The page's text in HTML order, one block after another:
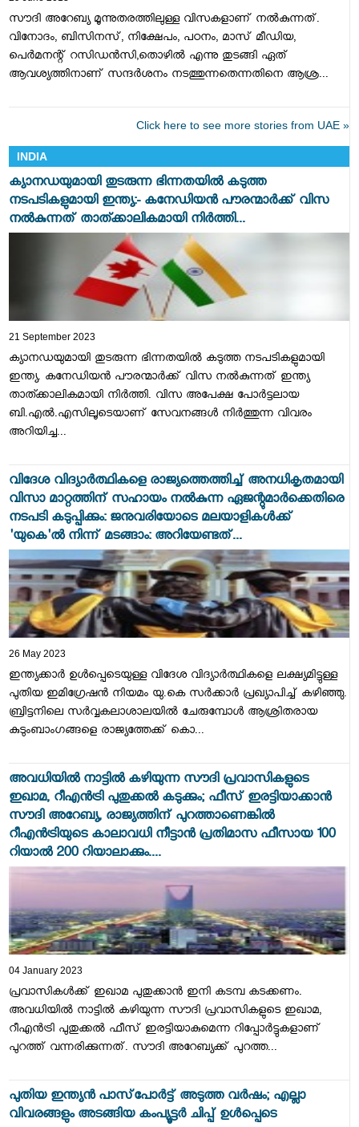
സൗദി അറേബ്യ മൂന്നുതരത്തിലുള്ള വിസകളാണ്‌ നല്‍കുന്നത്‌.
വിനോദം, ബിസിനസ്‌, നിക്ഷേപം, പഠനം, മാസ്‌ മീഡിയ,
പെര്‍മനന്റ്‌ റസിഡന്‍സി,തൊഴില്‍ എന്നു തുടങ്ങി ഏത്‌
ആവശ്യത്തിനാണ്‌ സന്ദര്‍ശനം നടത്തുന്നതെന്നതിനെ ആശ്ര...
Click here to see more stories from UAE »
INDIA
ക്യാനഡയുമായി തുടരുന്ന ഭിന്നതയിൽ കടുത്ത
നടപടികളുമായി ഇന്ത്യ:- കനേഡിയൻ പൗരന്മാർക്ക് വിസ
നൽകുന്നത് താത്ക്കാലികമായി നിർത്തി...
21 September 2023
ക്യാനഡയുമായി തുടരുന്ന ഭിന്നതയിൽ കടുത്ത നടപടികളുമായി
ഇന്ത്യ. കനേഡിയൻ പൗരന്മാർക്ക് വിസ നൽകുന്നത് ഇന്ത്യ
താത്ക്കാലികമായി നിർത്തി. വിസ അപേക്ഷ പോർട്ടലായ
ബി.എൽ.എസിലൂടെയാണ് സേവനങ്ങൾ നിർത്തുന്ന വിവരം
അറിയിച്ച...
വിദേശ വിദ്യാർത്ഥികളെ രാജ്യത്തെത്തിച്ച് അനധികൃതമായി
വിസാ മാറ്റത്തിന് സഹായം നൽകുന്ന ഏജന്റുമാർക്കെതിരെ
നടപടി കടുപ്പിക്കും: ജനുവരിയോടെ മലയാളികൾക്ക്
'യുകെ'ൽ നിന്ന് മടങ്ങാം: അറിയേണ്ടത്...
26 May 2023
ഇന്ത്യക്കാർ ഉൾപ്പെടെയുള്ള വിദേശ വിദ്യാർത്ഥികളെ ലക്ഷ്യമിട്ടുള്ള
പുതിയ ഇമിഗ്രേഷൻ നിയമം യു.കെ സർക്കാർ പ്രഖ്യാപിച്ച് കഴിഞ്ഞു.
ബ്രിട്ടനിലെ സർവ്വകലാശാലയിൽ ചേരുമ്പോൾ ആശ്രിതരായ
കുടുംബാംഗങ്ങളെ രാജ്യത്തേക്ക് കൊ...
അവധിയിൽ നാട്ടിൽ കഴിയുന്ന സൗദി പ്രവാസികളുടെ
ഇഖാമ, റീഎൻട്രി പുതുക്കൽ കടുക്കും; ഫീസ് ഇരട്ടിയാക്കാൻ
സൗദി അറേബ്യ, രാജ്യത്തിന് പുറത്താണെങ്കിൽ
റീഎൻട്രിയുടെ കാലാവധി നീട്ടാൻ പ്രതിമാസ ഫീസായ 100
റിയാൽ 200 റിയാലാക്കും....
04 January 2023
പ്രവാസികൾക്ക് ഇഖാമ പുതുക്കാൻ ഇനി കടമ്പ കടക്കണം.
അവധിയിൽ നാട്ടിൽ കഴിയുന്ന സൗദി പ്രവാസികളുടെ ഇഖാമ,
റീഎൻട്രി പുതുക്കൽ ഫീസ് ഇരട്ടിയാകുമെന്ന റിപ്പോർട്ടുകളാണ്
പുറത്ത് വന്നരിക്കുന്നത്. സൗദി അറേബ്യക്ക് പുറത്ത...
പുതിയ ഇന്ത്യന്‍ പാസ്‌പോര്‍ട്ട് അടുത്ത വര്‍ഷം; എല്ലാ
വിവരങ്ങളും അടങ്ങിയ കംപ്യൂട്ടര്‍ ചിപ്പ് ഉള്‍പ്പെടെ